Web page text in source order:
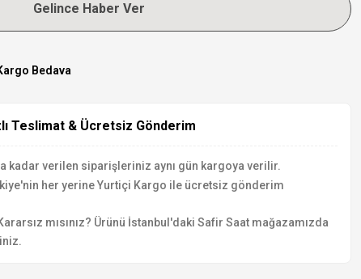
Gelince Haber Ver
Bedava
Teslimat & Ücretsiz Gönderim
kadar verilen siparişleriniz aynı gün kargoya verilir.
her yerine Yurtiçi Kargo ile ücretsiz gönderim
mısınız? Ürünü İstanbul'daki Safir Saat mağazamızda